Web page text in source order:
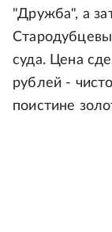
"Дружба", а
суда. Цена
рублей -
поистине